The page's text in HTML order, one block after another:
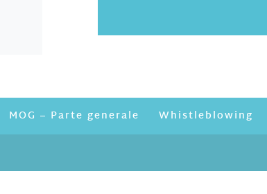
MOG – Parte generale Whistleblowing